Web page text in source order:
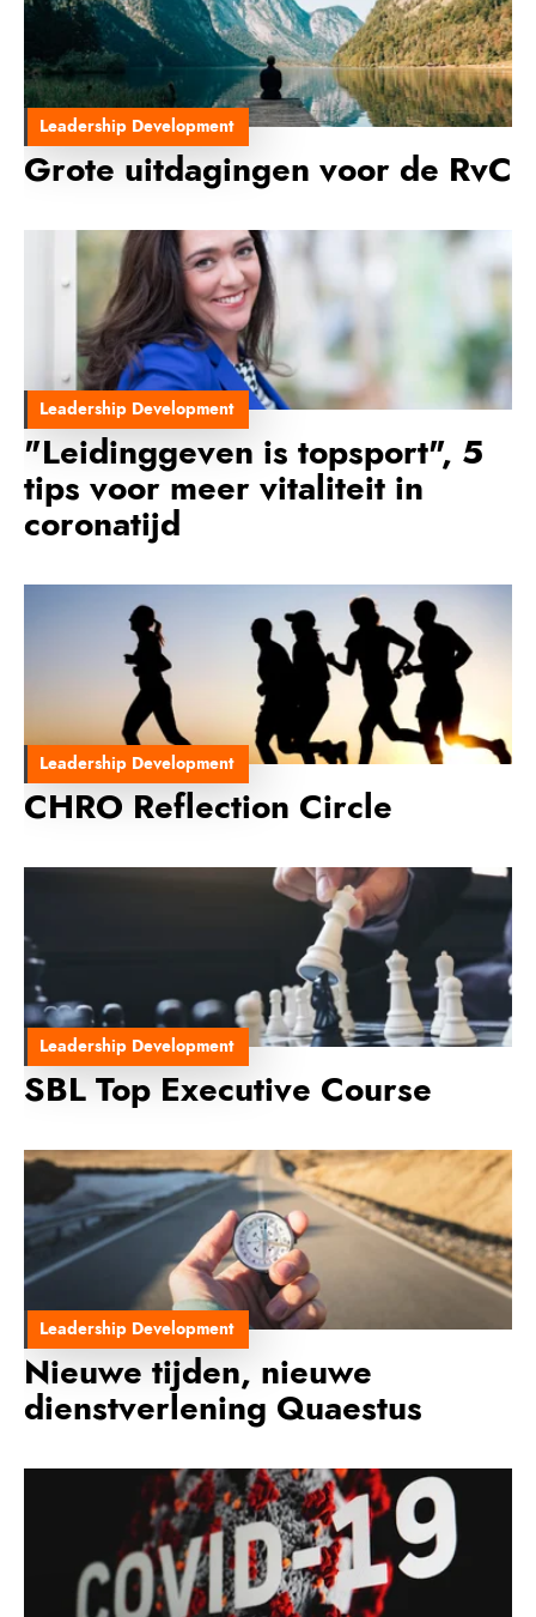
Leadership Development
Grote uitdagingen voor de RvC
Leadership Development
"Leidinggeven is topsport", 5
tips voor meer vitaliteit in
coronatijd
Leadership Development
CHRO Reflection Circle
Leadership Development
SBL Top Executive Course
Leadership Development
Nieuwe tijden, nieuwe
dienstverlening Quaestus